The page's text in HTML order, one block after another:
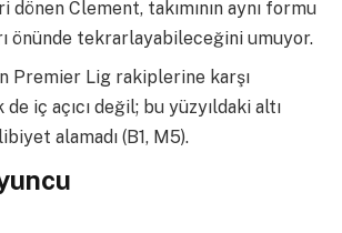
dönen Clement, takımının aynı formu
önünde tekrarlayabileceğini umuyor.
Premier Lig rakiplerine karşı
iç açıcı değil; bu yüzyıldaki altı
alamadı (B1, M5).